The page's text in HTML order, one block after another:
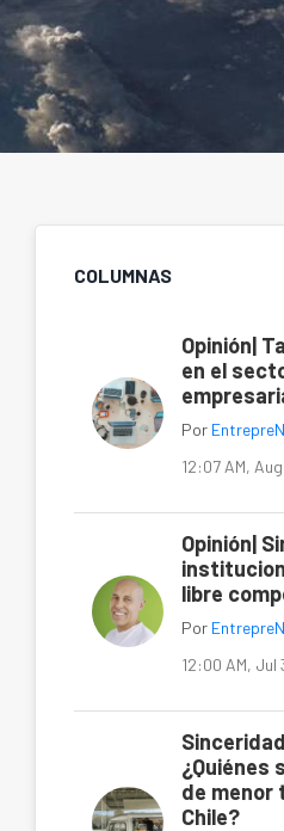
COLUMNAS
Opinión|
en el
Por
12:07 AM,
Opinión|
libre
Por
12:00 AM, Jul
¿Quiénes
de menor
Chile?